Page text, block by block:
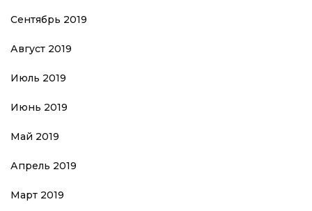
Сентябрь 2019
Август 2019
Июль 2019
Июнь 2019
Май 2019
Апрель 2019
Март 2019